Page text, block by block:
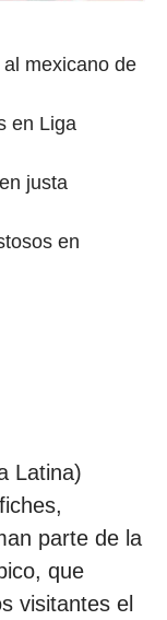
mexicano de
en Liga
justa
en
Latina)
parte de la
que
visitantes el